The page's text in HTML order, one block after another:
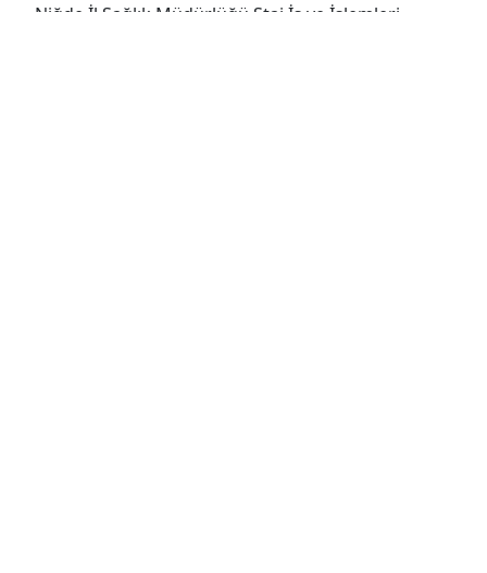
Niğde İl Sağlık Müdürlüğü Staj İş ve İşlemleri